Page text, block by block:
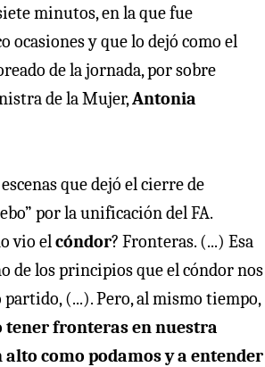
minutos, en la que fue
ocasiones y que lo dejó como el
de la jornada, por sobre
de la Mujer,Antonia
que dejó el cierre de
por la unificación del FA.
vio elcóndor? Fronteras. (...) Esa
de los principios que el cóndor nos
(...). Pero, al mismo tiempo,
tener fronteras en nuestra
como podamos y a entender